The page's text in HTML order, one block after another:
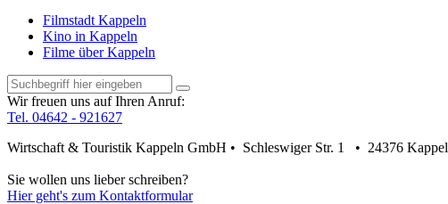
Filmstadt Kappeln
Kino in Kappeln
Filme über Kappeln
Wir freuen uns auf Ihren Anruf:
Tel. 04642 - 921627
Wirtschaft & Touristik Kappeln GmbH • Schleswiger Str. 1 • 24376
Sie wollen uns lieber schreiben?
Hier geht's zum Kontaktformular